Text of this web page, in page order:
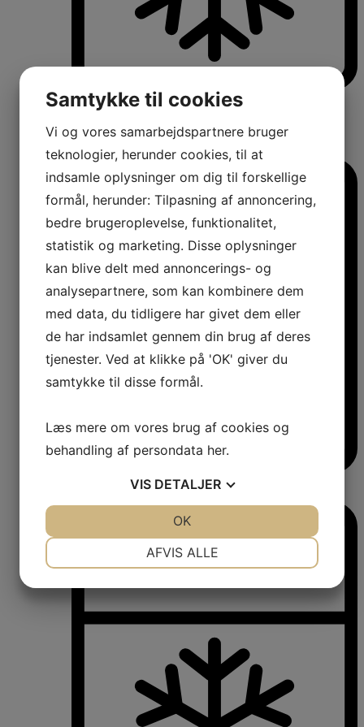
Køle-/fryseskabe
Integrerbare køle-/fryseskabe
Køleskabe med fryseboks
Amerikanerkøleskabe
Vinkøleskabe
Samtykke til cookies
Vi og vores samarbejdspartnere bruger
teknologier, herunder cookies, til at
indsamle oplysninger om dig til forskellige
formål, herunder: Tilpasning af annoncering,
bedre brugeroplevelse, funktionalitet,
statistik og marketing. Disse oplysninger
kan blive delt med annoncerings- og
analysepartnere, som kan kombinere dem
med data, du tidligere har givet dem eller
de har indsamlet gennem din brug af deres
tjenester. Ved at klikke på 'OK' giver du
samtykke til disse formål.
Læs mere om vores brug af cookies og
behandling af persondata her.
VIS DETALJER
AFVIS ALLE
OK